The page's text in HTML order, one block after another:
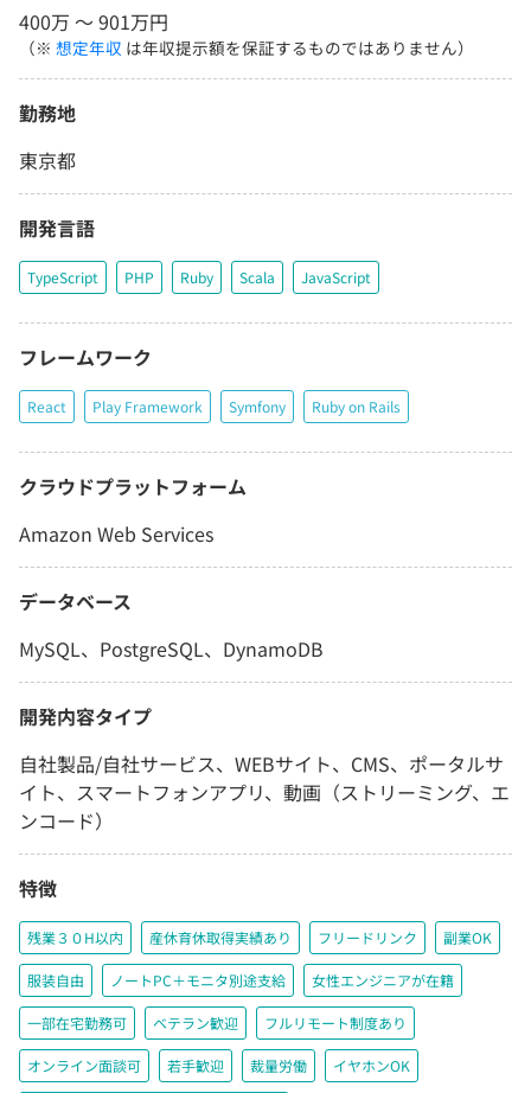
400万 〜 901万円
（※ 想定年収 は年収提示額を保証するものではありません）
勤務地
東京都
開発言語
TypeScript PHP Ruby Scala JavaScript
フレームワーク
React Play Framework Symfony Ruby on Rails
クラウドプラットフォーム
Amazon Web Services
データベース
MySQL、PostgreSQL、DynamoDB
開発内容タイプ
自社製品/自社サービス、WEBサイト、CMS、ポータルサ
イト、スマートフォンアプリ、動画（ストリーミング、エ
ンコード）
特徴
残業３０H以内 産休育休取得実績あり フリードリンク 副業OK
服装自由 ノートPC＋モニタ別途支給 女性エンジニアが在籍
一部在宅勤務可 ベテラン歓迎 フルリモート制度あり
オンライン面談可 若手歓迎 裁量労働 イヤホンOK